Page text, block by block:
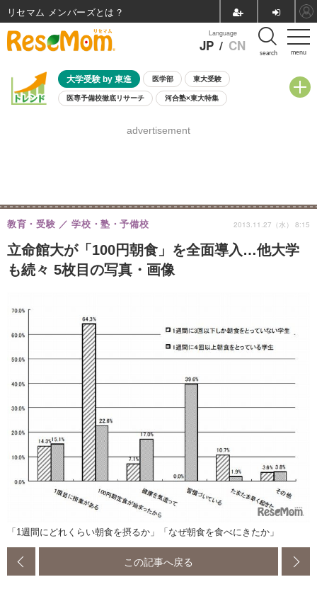
menu
Language
JP / CN search
大学受験 by 東進 医学部 東大受験
医専予備校徹底リサーチ 河合塾×東大特集
8月開催学校説明会・相談会
advertisement
立命館大が「100円朝食」を全面導入…他大学
も続々 5枚目の写真・画像
教育・受験 学校・塾・予備校 2013.11.27（水） 8:15
「1週間にどれくらい朝食を摂るか」「なぜ朝食を食べにきたか」
この記事へ戻る
リセマム メンバーズ